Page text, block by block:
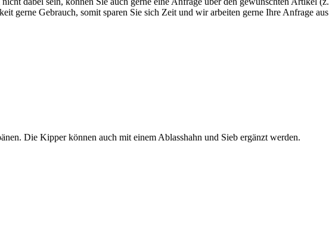
gerne Gebrauch, somit sparen Sie sich Zeit und wir arbeiten gerne Ihre Anfrage
Die Kipper können auch mit einem Ablasshahn und Sieb ergänzt werden.